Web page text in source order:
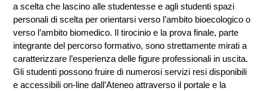
a scelta che lascino alle studentesse e agli studenti spazi
personali di scelta per orientarsi verso l’ambito bioecologico o
verso l’ambito biomedico. Il tirocinio e la prova finale, parte
integrante del percorso formativo, sono strettamente mirati a
caratterizzare l’esperienza delle figure professionali in uscita.
Gli studenti possono fruire di numerosi servizi resi disponibili
e accessibili on-line dall’Ateneo attraverso il portale e la